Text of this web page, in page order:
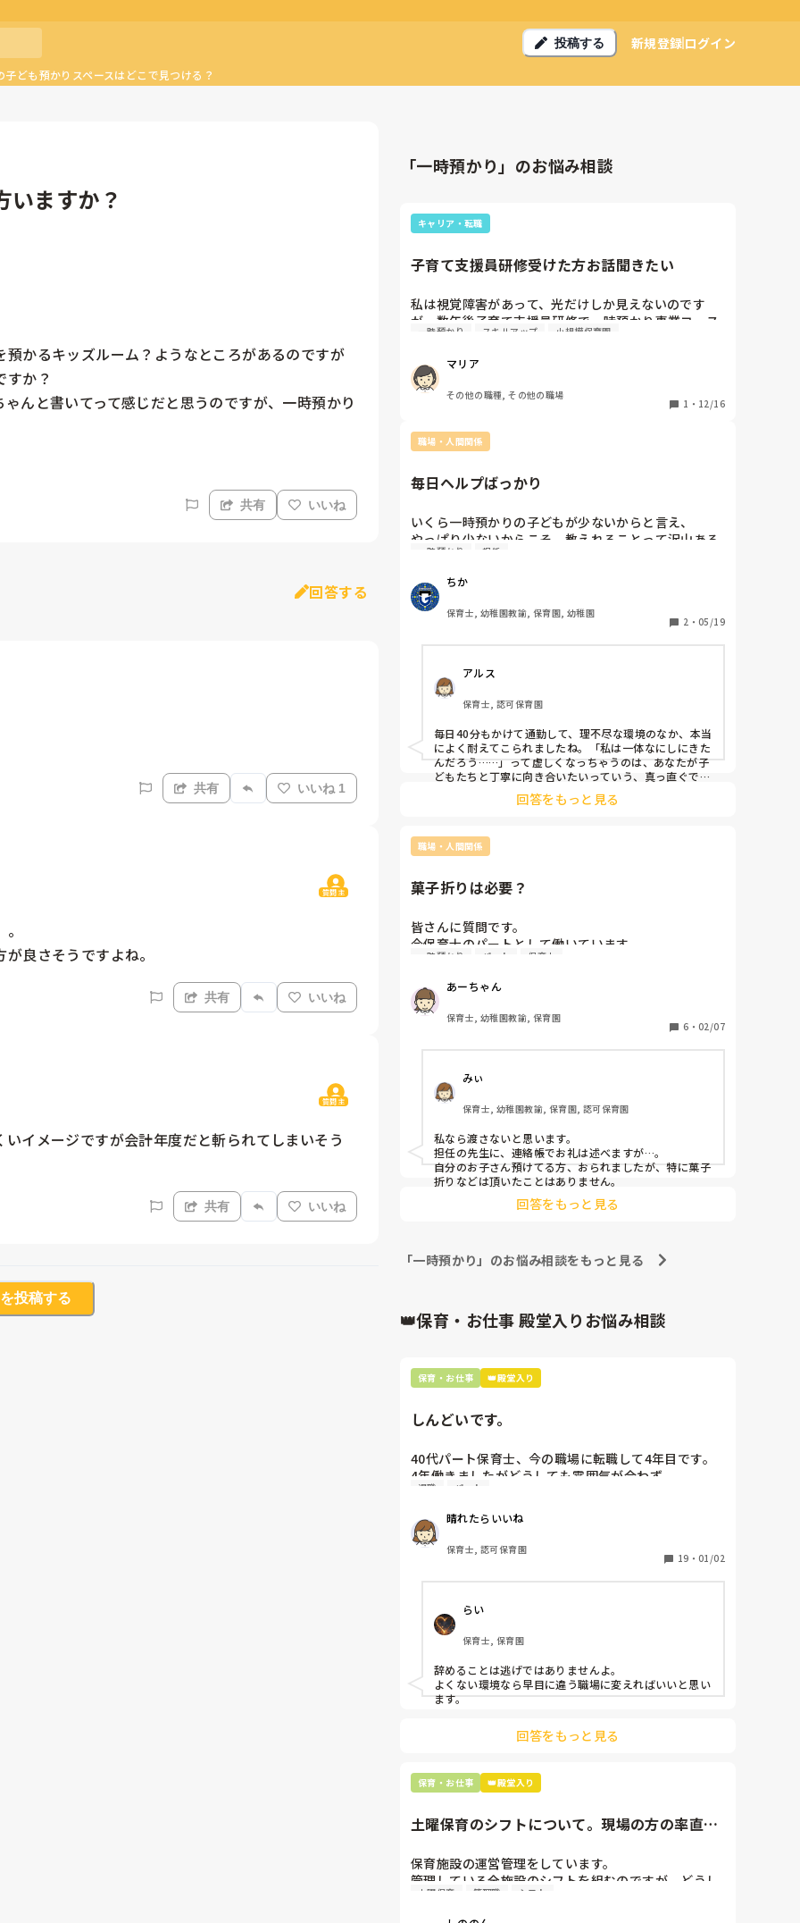
投稿する 新規登録ログイン
子ども預かりスペースはどこで見つける？
いますか？
かるキッズルーム？ようなところがあるのですが
すか？
んと書いてって感じだと思うのですが、一時預かり
共有 いいね
回答する
共有 いいね 1
質問主
良さそうですよね。
共有 いいね
質問主
イメージですが会計年度だと斬られてしまいそう
共有 いいね
投稿する
「一時預かり」のお悩み相談
キャリア・転職
子育て支援員研修受けた方お話聞きたい
私は視覚障害があって、光だけしか見えないのです
が、数年後子育て支援員研修で一時預かり事業コース
を受けたいと思っていますが、取られた方いますか？
一時預かり スキルアップ 小規模保育園
マリア
その他の職種, その他の職場
1 ・ 12/16
職場・人間関係
毎日ヘルプばっかり
いくら一時預かりの子どもが少ないからと言え、
やっぱり少ないからこそ、教えれることって沢山ある
はずやし、それやのに毎日ヘルプの部屋に行ったりす
ホンマに今の園向いてない気がするし
毎日通勤40分かけていくべきじゃないなて思うし
今日少ないから、育児担当の動画みてきて！とか言い
出す…わたしはなにしにきた？
まあ派遣で、契約も3ヶ月やし続けるのは無理やな
ぁ〜て思って来月で辞める予定
何のために働いてるのかわからん。
一時預かり 担任
ちか
保育士, 幼稚園教諭, 保育園, 幼稚園
2 ・ 05/19
アルス
保育士, 認可保育園
毎日40分もかけて通勤して、理不尽な環境のなか、本当
によく耐えてこられましたね。「私は一体なにしにきた
んだろう……」って虚しくなっちゃうのは、あなたが子
どもたちと丁寧に向き合いたいっていう、真っ直ぐで素
敵なプロ意識を持っている証拠です。その熱意を活かせ
ないのは完全に園側のマネジメント不足。来月で辞める
すよ！
残りの期間は、もう園のために悩むのはストップ。次の
と以上に心がすり減って退屈なものです。
ているフリ」をしながら、次の職場で使えそうなヒント
をこっそり盗む、自分のためだけの時間に変えてやりま
せんか？
クワクする作戦会議に使っちゃいましょう。あなたのそ
の優しさと熱意を、両手を広げて待っている園は絶対に
あります。残りは賢く省エネモードでやり過ごして、大
切なパワーを次の未来のためにしっかり温存してくださ
いね。ずっと応援しています。
回答をもっと見る
職場・人間関係
菓子折りは必要？
皆さんに質問です。
今保育士のパートとして働いています。
働いている園の2歳児クラスに一時預かりという
が、
4月から上の子と同じ幼稚園に通わすにあたって
3月に退園？します。
子どもがお世話になりましたという形で菓子折りなど
渡した方がよいと思いますか？
気持ちの部分もあるかと思いますがどうなんだろうと
思い質問させて頂きます。
一時預かり パート 保育士
あーちゃん
保育士, 幼稚園教諭, 保育園
6 ・ 02/07
みぃ
保育士, 幼稚園教諭, 保育園, 認可保育園
私なら渡さないと思います。
担任の先生に、連絡帳でお礼は述べますが…。
自分のお子さん預けてる方、おられましたが、特に菓子
折りなどは頂いたことはありません。
回答をもっと見る
「一時預かり」のお悩み相談をもっと見る
👑保育・お仕事 殿堂入りお悩み相談
保育・お仕事 👑殿堂入り
しんどいです。
40代パート保育士、今の職場に転職して4年目です。
4年働きましたがどうしても雰囲気が合わず
退職しようと思っています。
周りの職員は、勤続10年以上から何十年という先生が
ほとんどです。
保護者子どもの愚痴悪口が多く、
子どもの前でも
仕方ないよね
もう何も言わずに
子どもの言いなりになればいいんだね
などいう意見で…
上の先生に相談することは難しそうです。
正直苦しい。
辞めることは逃げ、と、過去辞めた人も何年も言われ
続けています
退職 パート
晴れたらいいね
保育士, 認可保育園
19 ・ 01/02
らい
保育士, 保育園
辞めることは逃げではありませんよ。
よくない環境なら早目に違う職場に変えればいいと思い
ます。
回答をもっと見る
保育・お仕事 👑殿堂入り
土曜保育のシフトについて。現場の方の率直な
保育施設の運営管理をしています。
管理している全施設のシフトを組むのですが、どうし
ても土曜保育だけは入れる方が少なく、いつも苦労し
土曜保育 管理職 シフト